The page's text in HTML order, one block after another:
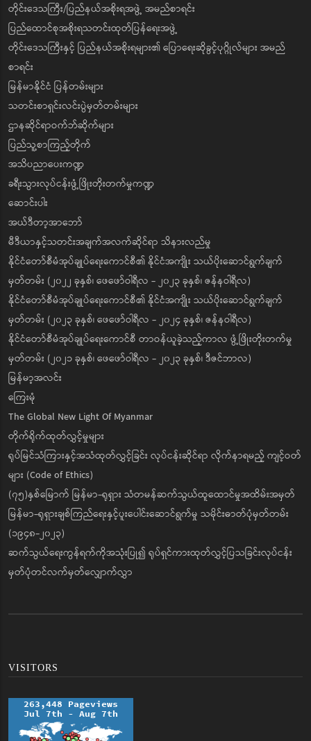
တိုင်းဒေသကြီး/ပြည်နယ်အစိုးရအဖွဲ့ အမည်စာရင်း
ပြည်ထောင်စုအစိုးရသတင်းထုတ်ပြန်ရေးအဖွဲ့
တိုင်းဒေသကြီးနှင့် ပြည်နယ်အစိုးရများ၏ ပြောရေးဆိုခွင့်ပုဂ္ဂိုလ်များ အမည်
စာရင်း
မြန်မာနိုင်ငံ ပြန်တမ်းများ
သတင်းစာရှင်းလင်းပွဲမှတ်တမ်းများ
ဌာနဆိုင်ရာဝက်ဘ်ဆိုက်များ
ပြည်သူ့စာကြည့်တိုက်
အသိပညာပေးကဏ္ဍ
ခရီးသွားလုပ်ငန်းဖွံ့ဖြိုးတိုးတက်မှုကဏ္ဍ
ဆောင်းပါး
အယ်ဒီတာ့အာဘော်
မီဒီယာနှင့်သတင်းအချက်အလက်ဆိုင်ရာ သိနားလည်မှု
နိုင်ငံတော်စီမံအုပ်ချုပ်ရေးကောင်စီ၏ နိုင်ငံအကျိုး သယ်ပိုးဆောင်ရွက်ချက်
မှတ်တမ်း (၂၀၂၂ ခုနှစ်၊ ဖေဖော်ဝါရီလ - ၂၀၂၃ ခုနှစ်၊ ဇန်နဝါရီလ)
နိုင်ငံတော်စီမံအုပ်ချုပ်ရေးကောင်စီ၏ နိုင်ငံအကျိုး သယ်ပိုးဆောင်ရွက်ချက်
မှတ်တမ်း (၂၀၂၃ ခုနှစ်၊ ဖေဖော်ဝါရီလ - ၂၀၂၄ ခုနှစ်၊ ဇန်နဝါရီလ)
နိုင်ငံတော်စီမံအုပ်ချုပ်ရေးကောင်စီ တာဝန်ယူခဲ့သည့်ကာလ ဖွံ့ဖြိုးတိုးတက်မှု
မှတ်တမ်း (၂၀၂၁ ခုနှစ်၊ ဖေဖော်ဝါရီလ - ၂၀၂၃ ခုနှစ်၊ ဒီဇင်ဘာလ)
မြန်မာ့အလင်း
ကြေးမုံ
The Global New Light Of Myanmar
တိုက်ရိုက်ထုတ်လွှင့်မှုများ
ရုပ်မြင်သံကြားနှင့်အသံထုတ်လွှင့်ခြင်း လုပ်ငန်းဆိုင်ရာ လိုက်နာရမည့် ကျင့်ဝတ်
များ (Code of Ethics)
(၇၅)နှစ်မြောက် မြန်မာ-ရုရှား သံတမန်ဆက်သွယ်ထူထောင်မှုအထိမ်းအမှတ်
မြန်မာ-ရုရှားချစ်ကြည်ရေးနှင့်ပူးပေါင်းဆောင်ရွက်မှု သမိုင်းဓာတ်ပုံမှတ်တမ်း
(၁၉၄၈-၂၀၂၃)
ဆက်သွယ်ရေးကွန်ရက်ကိုအသုံးပြု၍ ရုပ်ရှင်ကားထုတ်လွှင့်ပြသခြင်းလုပ်ငန်း
မှတ်ပုံတင်လက်မှတ်လျှောက်လွှာ
VISITORS